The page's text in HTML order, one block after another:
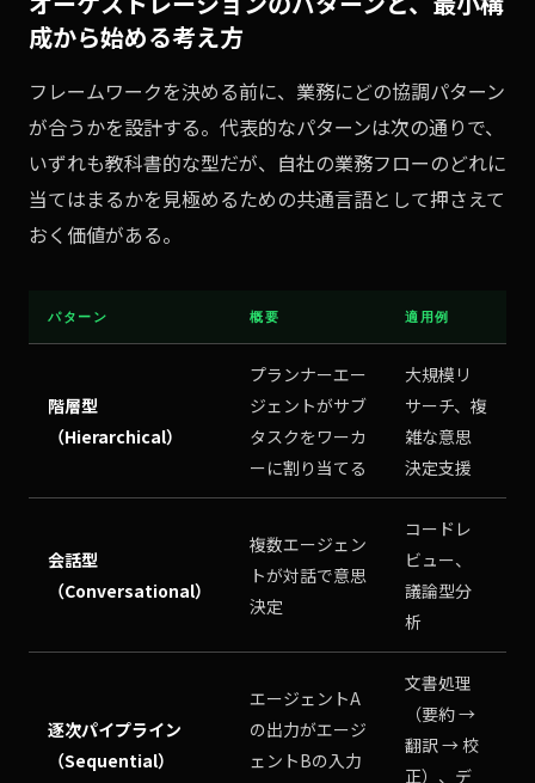
成から始める考え方
フレームワークを決める前に、業務にどの協調パターン
が合うかを設計する。代表的なパターンは次の通りで、
いずれも教科書的な型だが、自社の業務フローのどれに
当てはまるかを見極めるための共通言語として押さえて
おく価値がある。
パターン 概要 適用例
階層型
（Hierarchical）
プランナーエー
ジェントがサブ
タスクをワーカ
ーに割り当てる
大規模リ
サーチ、複
雑な意思
決定支援
会話型
（Conversational）
複数エージェン
トが対話で意思
決定
コードレ
ビュー、
議論型分
析
逐次パイプライン
（Sequential）
エージェントA
の出力がエージ
ェントBの入力
文書処理
（要約 →
翻訳 → 校
正）、デ